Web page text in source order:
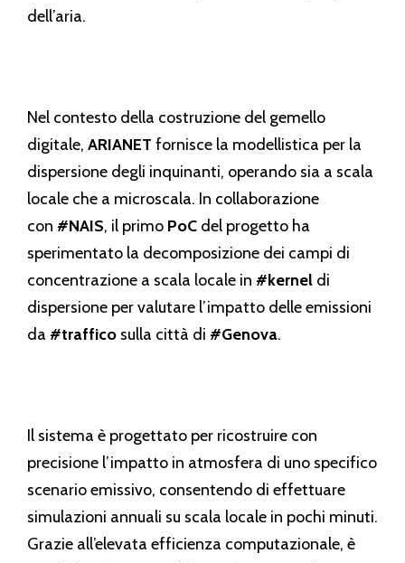
dell’aria.
Nel contesto della costruzione del gemello
digitale, ARIANET fornisce la modellistica per la
dispersione degli inquinanti, operando sia a scala
locale che a microscala. In collaborazione
con #NAIS, il primo PoC del progetto ha
sperimentato la decomposizione dei campi di
concentrazione a scala locale in #kernel di
dispersione per valutare l’impatto delle emissioni
da #traffico sulla città di #Genova.
Il sistema è progettato per ricostruire con
precisione l’impatto in atmosfera di uno specifico
scenario emissivo, consentendo di effettuare
simulazioni annuali su scala locale in pochi minuti.
Grazie all’elevata efficienza computazionale, è